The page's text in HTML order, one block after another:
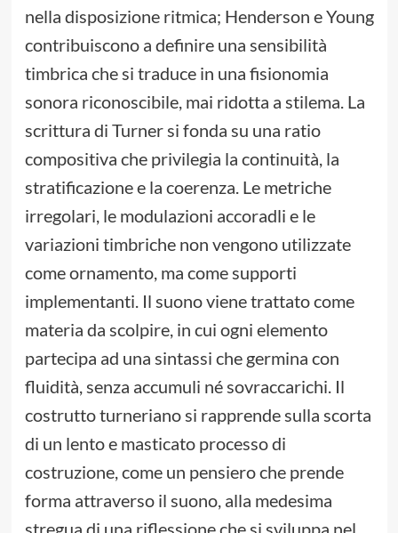
nella disposizione ritmica; Henderson e Young
contribuiscono a definire una sensibilità
timbrica che si traduce in una fisionomia
sonora riconoscibile, mai ridotta a stilema. La
scrittura di Turner si fonda su una ratio
compositiva che privilegia la continuità, la
stratificazione e la coerenza. Le metriche
irregolari, le modulazioni accoradli e le
variazioni timbriche non vengono utilizzate
come ornamento, ma come supporti
implementanti. Il suono viene trattato come
materia da scolpire, in cui ogni elemento
partecipa ad una sintassi che germina con
fluidità, senza accumuli né sovraccarichi. Il
costrutto turneriano si rapprende sulla scorta
di un lento e masticato processo di
costruzione, come un pensiero che prende
forma attraverso il suono, alla medesima